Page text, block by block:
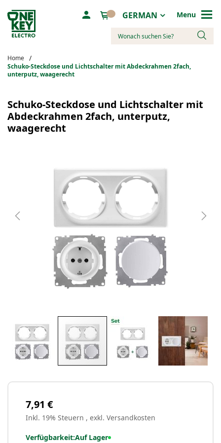
Suche
Sprache
GERMAN Menu
Home
Schuko-Steckdose und Lichtschalter mit Abdeckrahmen 2fach,
unterputz, waagerecht
der
Bildergalerie
springen
Schuko-Steckdose und Lichtschalter mit
Abdeckrahmen 2fach, unterputz,
waagerecht
Anfang
Bildergalerie
springen7,91 €
Inkl. 19% Steuern , exkl. Versandkosten
Verfügbarkeit:Auf Lager